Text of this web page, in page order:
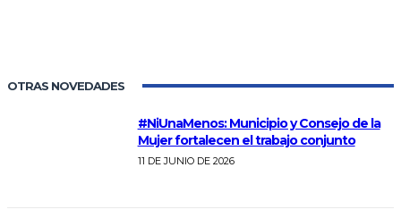
OTRAS NOVEDADES
#NiUnaMenos: Municipio y Consejo de la
Mujer fortalecen el trabajo conjunto
11 DE JUNIO DE 2026